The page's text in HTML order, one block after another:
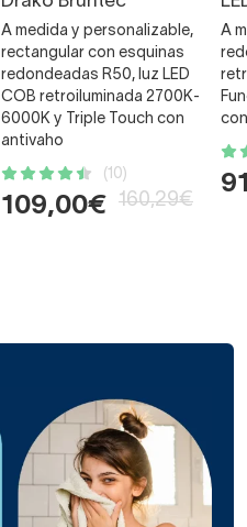
A medida y personalizable,
rectangular con esquinas
redondeadas R50, luz LED
COB retroiluminada 2700K-
6000K y Triple Touch con
antivaho
(10)
109,00€ 160,29€
A